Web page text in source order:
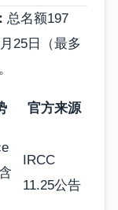
总名额197
25日（最多
官方来源
IRCC
11.25公告